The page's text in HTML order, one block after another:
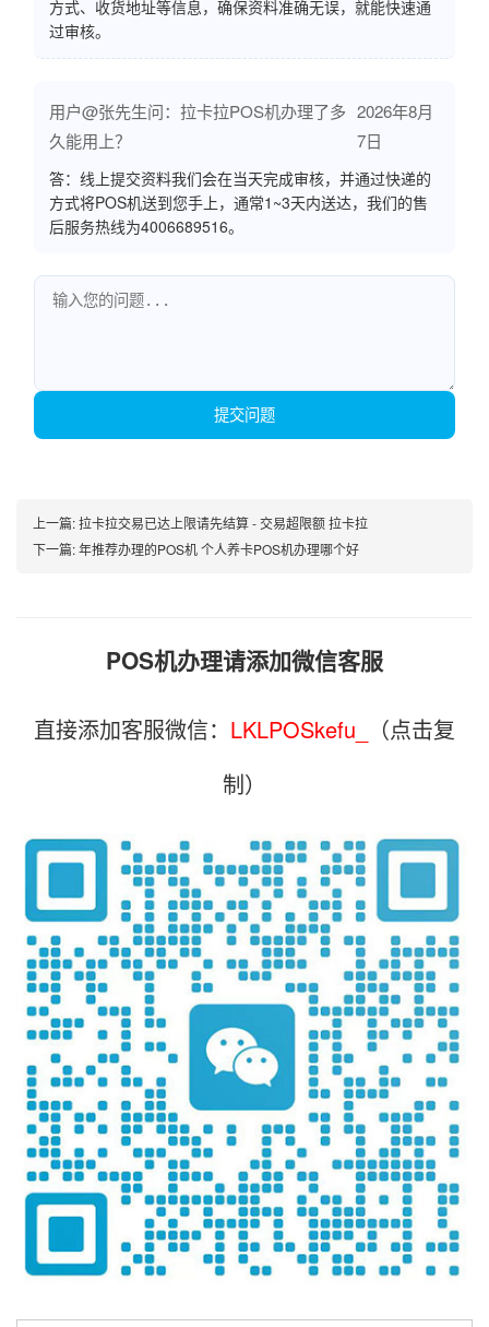
方式、收货地址等信息，确保资料准确无误，就能快速通
过审核。
用户@张先生问：拉卡拉POS机办理了多
久能用上？
2026年8月
7日
答：线上提交资料我们会在当天完成审核，并通过快递的
方式将POS机送到您手上，通常1~3天内送达，我们的售
后服务热线为4006689516。
提交问题
上一篇:拉卡拉交易已达上限请先结算 - 交易超限额 拉卡拉
下一篇:年推荐办理的POS机 个人养卡POS机办理哪个好
POS机办理请添加微信客服
直接添加客服微信： LKLPOSkefu_
（点击复
制）